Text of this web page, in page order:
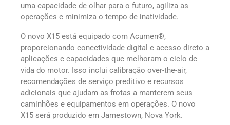
uma capacidade de olhar para o futuro, agiliza as
operações e minimiza o tempo de inatividade.
O novo X15 está equipado com Acumen®,
proporcionando conectividade digital e acesso direto a
aplicações e capacidades que melhoram o ciclo de
vida do motor. Isso inclui calibração over-the-air,
recomendações de serviço preditivo e recursos
adicionais que ajudam as frotas a manterem seus
caminhões e equipamentos em operações. O novo
X15 será produzido em Jamestown, Nova York.